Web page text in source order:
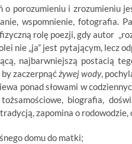
o porozumieniu i zrozumieniu
wspomnienie, fotografia.
rolę poezji, gdy autor
nie „ja” jest pytającym, lecz
najbarwniejszą postacią
by zaczerpnąćżywej wody,
ponad słowami w
biografia,
zapomina o
domu do matki;